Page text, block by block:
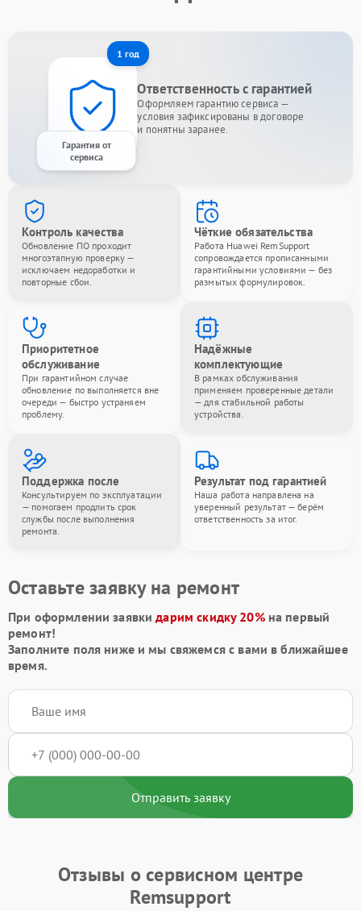
1 год
Гарантия от
сервиса
Ответственность с гарантией
Оформляем гарантию сервиса —
условия зафиксированы в договоре
и понятны заранее.
Контроль качества
Обновление ПО проходит
многоэтапную проверку —
исключаем недоработки и
повторные сбои.
Чёткие обязательства
Работа Huawei RemSupport
сопровождается прописанными
гарантийными условиями — без
размытых формулировок.
Приоритетное
обслуживание
При гарантийном случае
обновление по выполняется вне
очереди — быстро устраняем
проблему.
Надёжные
комплектующие
В рамках обслуживания
применяем проверенные детали
— для стабильной работы
устройства.
Поддержка после
Консультируем по эксплуатации
— помогаем продлить срок
службы после выполнения
ремонта.
Результат под гарантией
Наша работа направлена на
уверенный результат — берём
ответственность за итог.
Оставьте заявку на ремонт
При оформлении заявкидарим скидку 20%на первый
ремонт!
Заполните поля ниже и мы свяжемся с вами в ближайшее
время.
Отправить заявку
Отзывы о сервисном центре
Remsupport